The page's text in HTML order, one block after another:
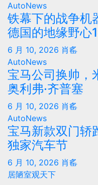
AutoNews
铁幕下的战争
德国的地缘野
6 月 10, 2026 肖䍃
AutoNews
宝马公司换帅，
奥利弗·齐普塞
6 月 10, 2026 肖䍃
AutoNews
宝马新款双门轿
独家汽车节
6 月 10, 2026 肖䍃
居陋室观天下